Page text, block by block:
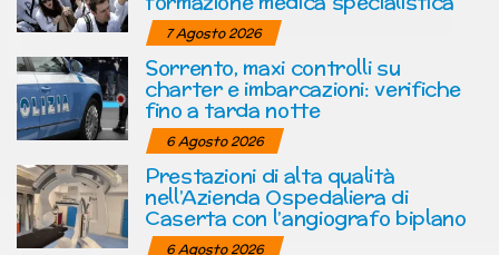
7 Agosto 2026
Sorrento, maxi controlli su
charter e imbarcazioni: verifiche
fino a tarda notte
6 Agosto 2026
Prestazioni di alta qualità
nell’Azienda Ospedaliera di
Caserta con l’angiografo biplano
6 Agosto 2026